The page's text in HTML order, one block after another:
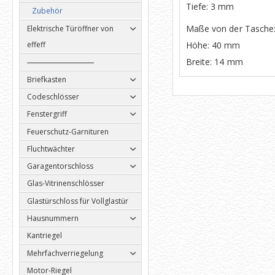
Tiefe: 3 mm
Maße von der
Höhe: 40 mm
Breite: 14 mm
Zubehör
Elektrische Türöffner von
effeff
Briefkasten
Codeschlösser
Fenstergriff
Feuerschutz-Garnituren
Fluchtwächter
Garagentorschloss
Glas-Vitrinenschlösser
Glastürschloss für Vollglastür
Hausnummern
Kantriegel
Mehrfachverriegelung
Motor-Riegel